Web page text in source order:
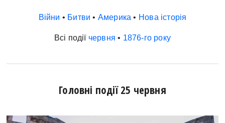
Війни • Битви • Америка • Нова історія
Всі події червня • 1876-го року
Головні події 25 червня